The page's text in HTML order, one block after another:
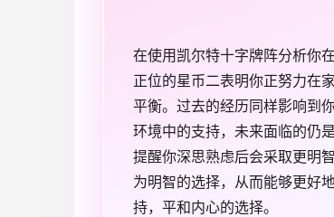
在使用凯尔特十字牌阵分析你
正位的星币二表明你正努力在
平衡。过去的经历同样影响到
环境中的支持，未来面临的仍
提醒你深思熟虑后会采取更明
为明智的选择，从而能够更好
持，平和内心的选择。